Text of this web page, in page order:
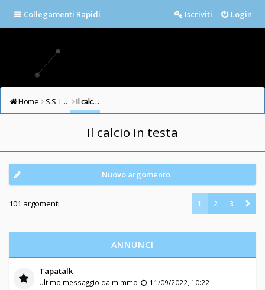
Collegamenti Rapidi Login
Iscriviti
Home S.S. LAZIO FORUM Il calcio in testa
Il calcio in testa
Nuovo argomento
101 argomenti 1 2 3
ANNUNCI
Tapatalk
Ultimo messaggio da mimmo
11/09/2022, 10:22